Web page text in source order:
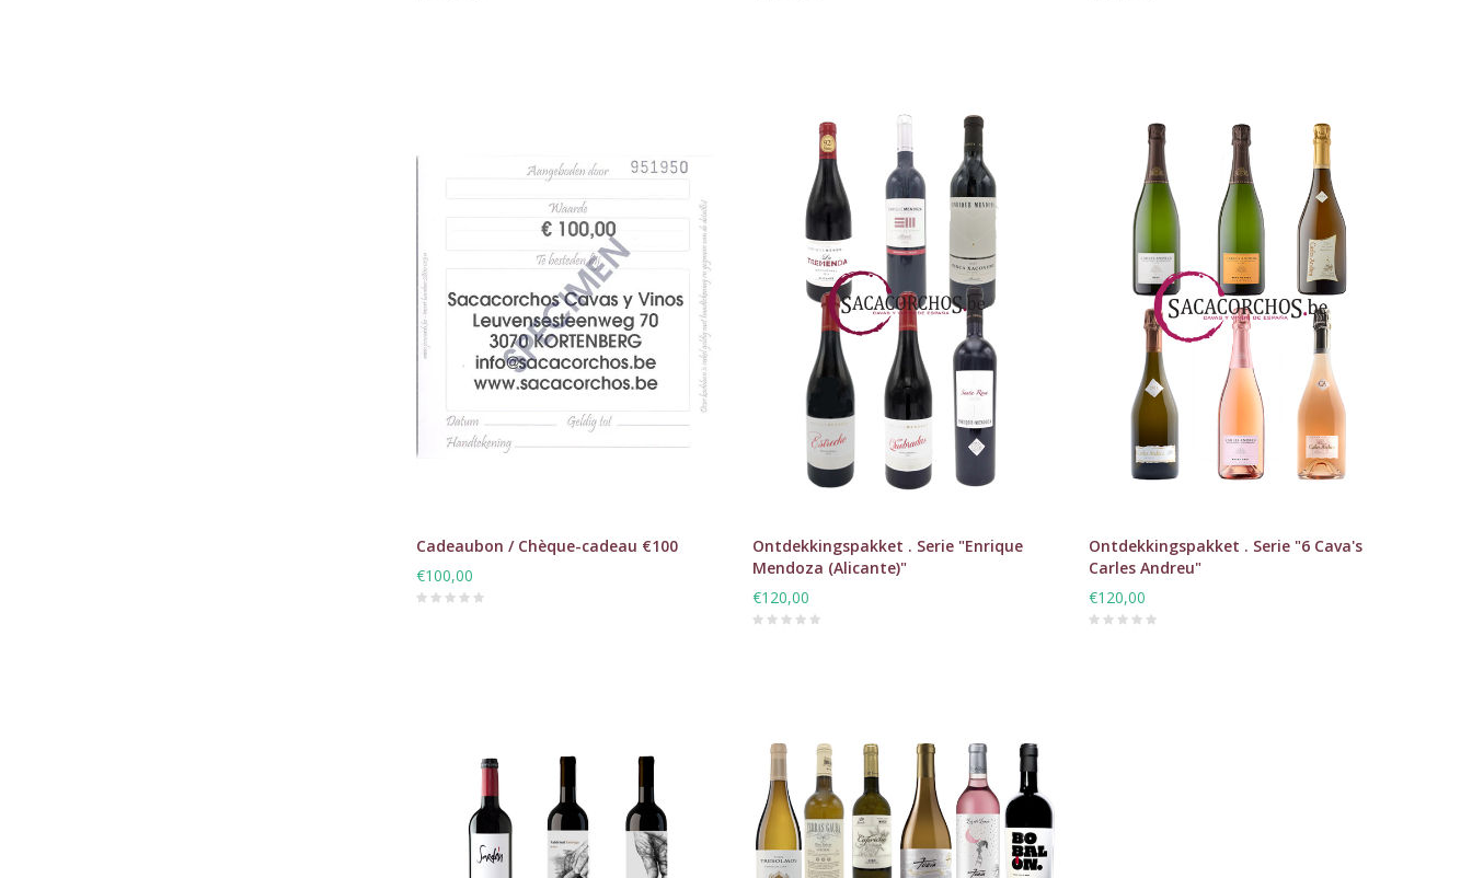
Cadeaubon / Chèque-cadeau €100
€100,00
Ontdekkingspakket . Serie "Enrique
Mendoza (Alicante)"
€120,00
Ontdekkingspakket . Serie "6 Cava's
Carles Andreu"
€120,00